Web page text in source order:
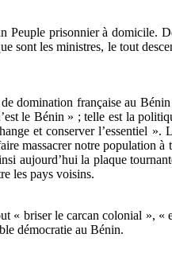
prisonnier à domicile.
sont les ministres, le tout
domination française au
le Bénin » ; telle est la
et conserver l’essentiel
massacrer notre population
la plaque
les pays voisins.
« briser le carcan colonial »,
démocratie au Bénin.